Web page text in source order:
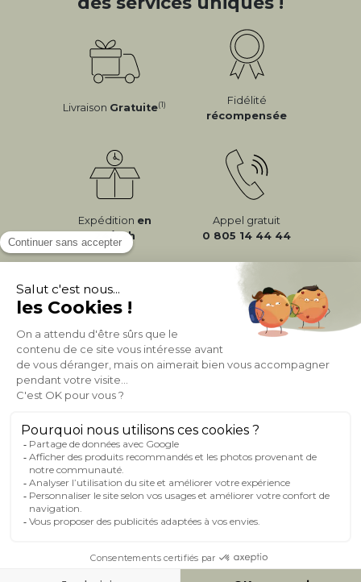
Livraison Gratuite(1)
Fidélité
récompensée
Expédition en
24/72h
Appel gratuit
0 805 14 44 44
À PROPOS DE MILIBOO
AIDE & CONTACT